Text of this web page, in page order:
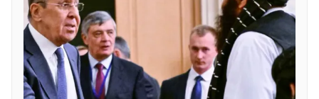
Ðiện thoại Thời báo VTV:
Email:toasoan@vtv.vn
Liên hệ quảng cáo:024-7300.7108